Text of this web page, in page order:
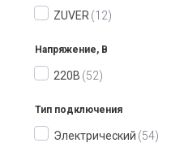
ZUVER 12
Напряжение, В
220В 52
Тип подключения
Электрический 54